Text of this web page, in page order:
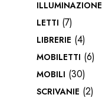
ILLUMINAZIONE
LETTI (7)
LIBRERIE (4)
MOBILETTI (6)
MOBILI (30)
SCRIVANIE (2)